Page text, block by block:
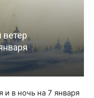
и в ночь на 7 января